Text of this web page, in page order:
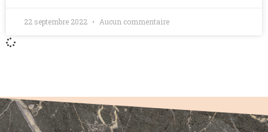
22 septembre 2022 Aucun commentaire